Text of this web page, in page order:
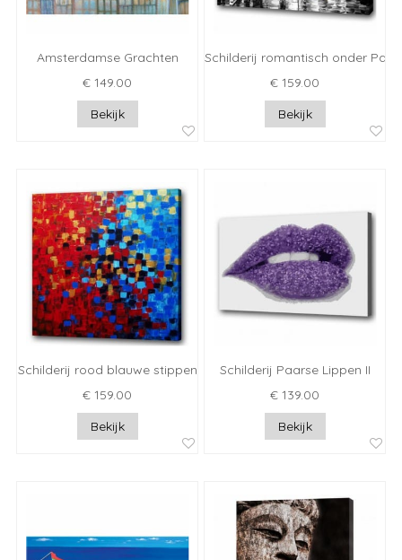
Amsterdamse Grachten
€ 149.00
Bekijk
Schilderij romantisch onder
€ 159.00
Bekijk
Schilderij rood blauwe stippen
€ 159.00
Bekijk
Schilderij Paarse Lippen II
€ 139.00
Bekijk